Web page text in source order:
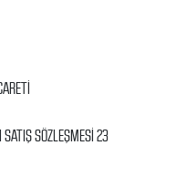
SATIŞ SÖZLEŞMESİ 23